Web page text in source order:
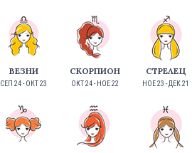
ВЕЗНИ
СЕП 24 - ОКТ 23
СКОРПИОН
ОКТ 24 - НОЕ 22
СТРЕЛЕЦ
НОЕ 23 - ДЕК 21